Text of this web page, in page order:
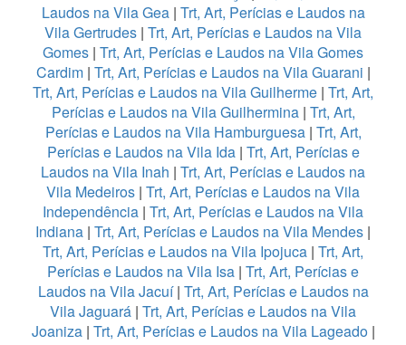
Laudos na Vila Gea| Trt, Art, Perícias e Laudos na
Vila Gertrudes | Trt, Art, Perícias e Laudos na Vila
Gomes | Trt, Art, Perícias e Laudos na Vila Gomes
Cardim| Trt, Art, Perícias e Laudos na Vila Guarani |
Trt, Art, Perícias e Laudos na Vila Guilherme | Trt, Art,
Perícias e Laudos na Vila Guilhermina| Trt, Art,
Perícias e Laudos na Vila Hamburguesa| Trt, Art,
Perícias e Laudos na Vila Ida| Trt, Art, Perícias e
Laudos na Vila Inah | Trt, Art, Perícias e Laudos na
Vila Medeiros | Trt, Art, Perícias e Laudos na Vila
Independência | Trt, Art, Perícias e Laudos na Vila
Indiana | Trt, Art, Perícias e Laudos na Vila Mendes |
Trt, Art, Perícias e Laudos na Vila Ipojuca | Trt, Art,
Perícias e Laudos na Vila Isa | Trt, Art, Perícias e
Laudos na Vila Jacuí| Trt, Art, Perícias e Laudos na
Vila Jaguará | Trt, Art, Perícias e Laudos na Vila
Joaniza| Trt, Art, Perícias e Laudos na Vila Lageado|